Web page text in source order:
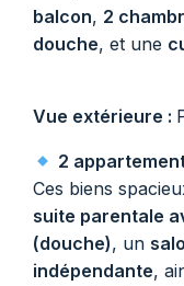
balcon, 2
douche, et une
Vue extérieure :
2
Ces biens
suite parentale
(douche), un
indépendante,